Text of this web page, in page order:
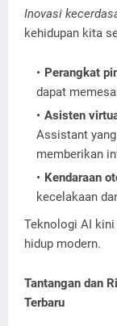
Inovasi
kehidupan kita
Perangkat
dapat
Asisten
Assistant
memberikan
Kendaraan
kecelakaan
Teknologi AI
hidup modern.
Tantangan dan
Terbaru